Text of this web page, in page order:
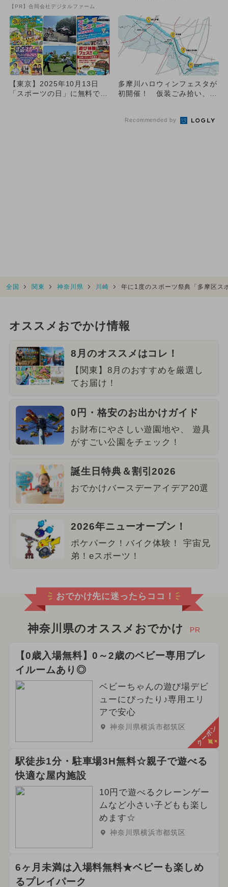
【PR】合同会社デジタルファーム
【東京】2025年10月13日
「スポーツの日」に無料で楽
多摩川ハロウィンフェスタが
初開催！ 仮装ごみ拾い、映
Recommended by
全国 関東 神奈川県 川崎 年に1度のスポーツ祭典「多摩区
オススメおでかけ情報
8月のオススメはコレ！
【関東】8月のおすすめを厳選し
てお届け！
0円・格安のお出かけガイド
お財布にやさしい遊園地や、 遊具
がすごい公園をチェック！
誕生日特典＆割引2026
おでかけバースデーアイデア20選
2026年ニューオープン！
ポケパーク！バイク体験！ 宇宙兄
弟！eスポーツ！
おでかけ先に迷ったらココ！
神奈川県のオススメおでかけ PR
【0歳入場無料】0～2歳のベビー専用プレ
イルームあり◎
ベビーちゃんの遊び場デビ
ューにぴったり♪専用エリ
アで安心
神奈川県横浜市都筑区 クーポン
駅徒歩1分・駐車場3H無料☆親子で遊べる
快適な屋内施設
10円で遊べるクレーンゲー
ムなど小さい子どもも楽し
めます☆
神奈川県横浜市都筑区
6ヶ月未満は入場料無料★ベビーも楽しめ
るプレイパーク